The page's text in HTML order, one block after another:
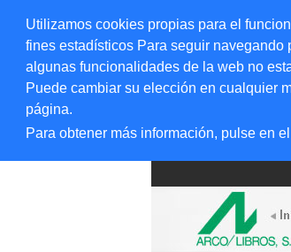
Utilizamos cookies propias para el
fines estadísticos Para seguir
algunas funcionalidades de la web no
Puede cambiar su elección en cualquier
página.
Para obtener más información, pulse en